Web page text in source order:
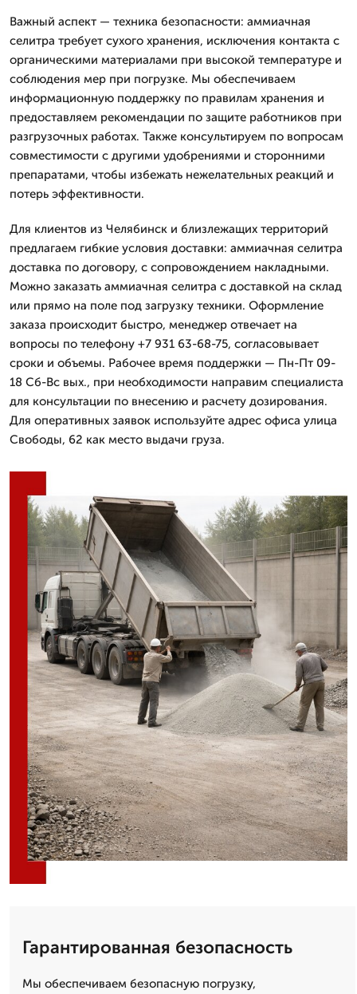
Важный аспект — техника безопасности: аммиачная
селитра требует сухого хранения, исключения контакта с
органическими материалами при высокой температуре и
соблюдения мер при погрузке. Мы обеспечиваем
информационную поддержку по правилам хранения и
предоставляем рекомендации по защите работников при
разгрузочных работах. Также консультируем по вопросам
совместимости с другими удобрениями и сторонними
препаратами, чтобы избежать нежелательных реакций и
потерь эффективности.
Для клиентов из Челябинск и близлежащих территорий
предлагаем гибкие условия доставки: аммиачная селитра
доставка по договору, с сопровождением накладными.
Можно заказать аммиачная селитра с доставкой на склад
или прямо на поле под загрузку техники. Оформление
заказа происходит быстро, менеджер отвечает на
вопросы по телефону +7 931 63-68-75, согласовывает
сроки и объемы. Рабочее время поддержки — Пн-Пт 09-
18 Сб-Вс вых., при необходимости направим специалиста
для консультации по внесению и расчету дозирования.
Для оперативных заявок используйте адрес офиса улица
Свободы, 62 как место выдачи груза.
Гарантированная безопасность
Мы обеспечиваем безопасную погрузку,